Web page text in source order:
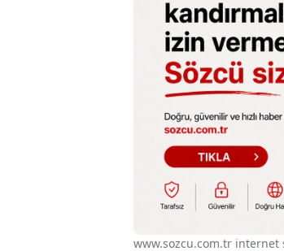
www.sozcu.com.tr internet